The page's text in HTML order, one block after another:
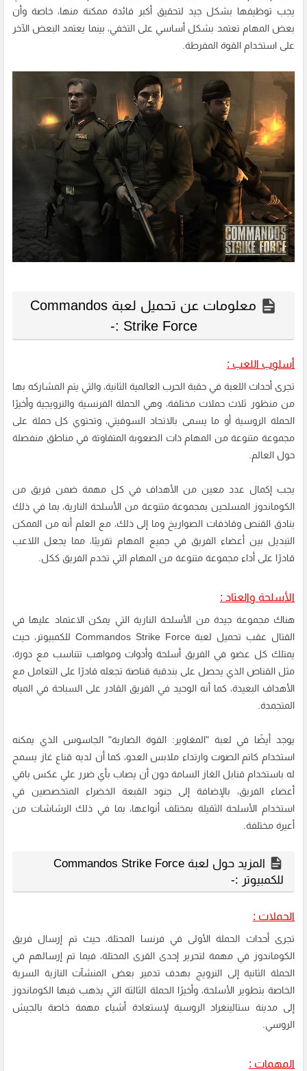
يجب توظيفها بشكل جيد لتحقيق أكبر فائدة ممكنة منها، خاصة وأن
بعض المهام تعتمد بشكل أساسي على التخفي، بينما يعتمد البعض الآخر
على استخدام القوة المفرطة.
معلومات عن تحميل لعبة Commandos
Strike Force :-
أسلوب اللعب :
تجرى أحداث اللعبة في حقبة الحرب العالمية الثانية، والتي يتم المشاركه بها
من منظور ثلاث حملات مختلفة، وهي الحملة الفرنسية والنرويجية وأخيرًا
الحملة الروسية أو ما يسمى بالاتحاد السوفيتي، وتحتوي كل حملة على
مجموعة متنوعة من المهام ذات الصعوبة المتفاوتة في مناطق منفصلة
حول العالم.
يجب إكمال عدد معين من الأهداف في كل مهمة ضمن فريق من
الكوماندوز المسلحين بمجموعة متنوعة من الأسلحة النارية، بما في ذلك
بنادق القنص وقاذفات الصواريخ وما إلى ذلك، مع العلم أنه من الممكن
التبديل بين أعضاء الفريق في جميع المهام تقريبًا، مما يجعل اللاعب
قادرًا على أداء مجموعة متنوعة من المهام التي تخدم الفريق ككل.
الأسلحة والعتاد :
هناك مجموعة جيدة من الأسلحة النارية التي يمكن الاعتماد عليها في
القتال عقب تحميل لعبة Commandos Strike Force للكمبيوتر، حيث
يمتلك كل عضو في الفريق أسلحة وأدوات ومواهب تتناسب مع دورة،
مثل القناص الذي يحصل على بندقية قناصة تجعله قادرًا على التعامل مع
الأهداف البعيدة، كما أنه الوحيد في الفريق القادر على السباحة في المياه
المتجمدة.
يوجد أيضًا في لعبة "المغاوير: القوة الضاربة" الجاسوس الذي يمكنه
استخدام كاتم الصوت وارتداء ملابس العدو، كما أن لديه قناع غاز يسمح
له باستخدام قنابل الغاز السامة دون أن يصاب بأي ضرر علي عكس باقي
أعضاء الفريق، بالإضافة إلى جنود القبعة الخضراء المتخصصين في
استخدام الأسلحة الثقيلة بمختلف أنواعها، بما في ذلك الرشاشات من
أعيرة مختلفة.
المزيد حول لعبة Commandos Strike Force
للكمبيوتر :-
الحملات :
تجرى أحداث الحملة الأولى في فرنسا المحتلة، حيث تم إرسال فريق
الكوماندوز في مهمة لتحرير إحدى القرى المحتلة، فيما تم إرسالهم في
الحملة الثانية إلى النرويج بهدف تدمير بعض المنشآت النازية السرية
الخاصة بتطوير الأسلحة، وأخيرًا الحملة الثالثة التي يذهب فيها الكوماندوز
إلى مدينة ستالينغراد الروسية لإستعادة أشياء مهمة خاصة بالجيش
الروسي.
المهمات :